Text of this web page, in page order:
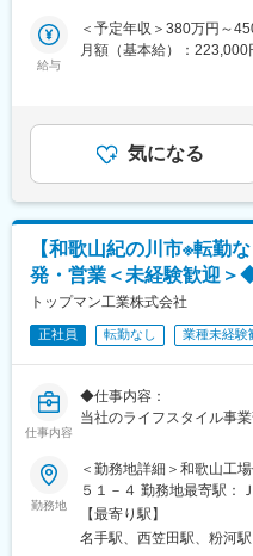
■詳細
担当エリア内の店舗を巡
愛される店舗づくりを推
わることでキャリアの幅
の成長やスタッフの成長
の大きい仕事です。
■勤務時間について：
営業時間が10:30～21:30
制となります。
＜同社について＞
■いも膳について
いつ来ても「ほっと」す
人で気軽に、家族でもリ
『いも膳』。沢山のおか
らお好きな物を選んで取
給与
＜予定年収＞380万円～
月額（基本給）：223,000
の金額であり、選考を通
額)は固定手当を含めた表
気になる
【和歌山紀の川市※転勤
発・営業＜未経験歓迎＞
トップマン工業株式会社
正社員 転勤なし 業種未経験
仕事内容
◆仕事内容：
当社のライフスタイル事
はじめの１～3年間の間
ゆくはフェーズアップし
◆具体的な仕事内容：
・クライアント先の訪問：
勤務地
＜勤務地詳細＞和歌山工
５１－４ 勤務地最寄駅：
内全面禁煙変更の範囲：無
【最寄り駅】
名手駅、西笠田駅、粉河駅